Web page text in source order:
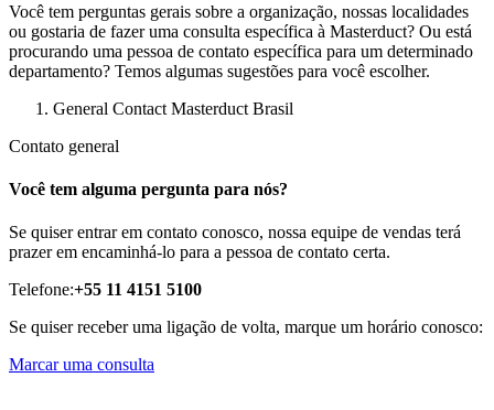
Você tem perguntas gerais sobre a organização, nossas localidades
ou gostaria de fazer uma consulta específica à Masterduct? Ou está
procurando uma pessoa de contato específica para um determinado
departamento? Temos algumas sugestões para você escolher.
General Contact Masterduct Brasil
Contato general
Você tem alguma pergunta para nós?
Se quiser entrar em contato conosco, nossa equipe de vendas terá
prazer em encaminhá-lo para a pessoa de contato certa.
Telefone:+55 11 4151 5100
Se quiser receber uma ligação de volta, marque um horário conosco:
Marcar uma consulta